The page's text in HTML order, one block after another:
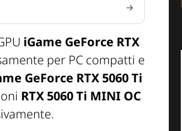
iGame GeForce RTX
per PC compatti e
GeForce RTX 5060 Ti
RTX 5060 Ti MINI OC